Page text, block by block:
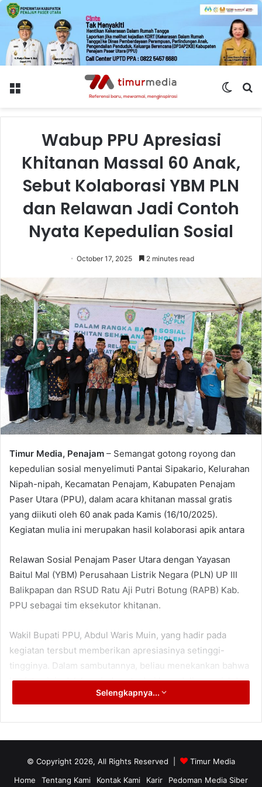
Menu
Switch
Wabup PPU Apresiasi
Khitanan Massal 60 Anak,
Sebut Kolaborasi YBM PLN
dan Relawan Jadi Contoh
Nyata Kepedulian Sosial
October 17, 2025 2 minutes read
Timur Media, Penajam – Semangat gotong royong dan
kepedulian sosial menyelimuti Pantai Sipakario, Kelurahan
Nipah-nipah, Kecamatan Penajam, Kabupaten Penajam
Paser Utara (PPU), dalam acara khitanan massal gratis
yang diikuti oleh 60 anak pada Kamis (16/10/2025).
Kegiatan mulia ini merupakan hasil kolaborasi apik antara
Relawan Sosial Penajam Paser Utara dengan Yayasan
Baitul Mal (YBM) Perusahaan Listrik Negara (PLN) UP III
Balikpapan dan RSUD Ratu Aji Putri Botung (RAPB) Kab.
PPU sebagai tim eksekutor khitanan.
Wakil Bupati PPU, Abdul Waris Muin, yang hadir pada
kegiatan tersbut memberikan apresiasinya setinggi-
tingginya. Dalam sambutannya, beliau menekankan bahwa
kegiatan ini adalah wujud nyata dari kepedulian sosial dan
semangat gotong royong yang menjadi jati diri masyarakat.
“Kegiatan ini sangat membantu warga, terutama keluarga
yang kurang mampu, untuk memenuhi kewajiban sekaligus
kebutuhan kesehatan anak-anak mereka,” ujarnya
Selengkapnya...
© Copyright 2026, All Rights Reserved |
Timur Media
Home
Tentang Kami Kontak Kami Karir Pedoman Media Siber